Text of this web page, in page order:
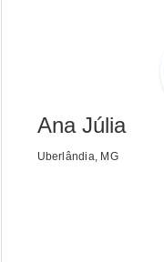
Ana Júlia
Uberlândia, MG